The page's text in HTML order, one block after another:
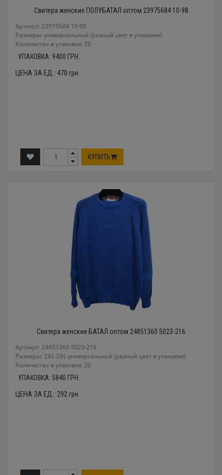
Свитера женские ПОЛУБАТАЛ оптом 23975684 10-98
Артикул: 23975684 10-98
Размеры: универсальный (разный цвет в упаковке)
Количество в упаковке: 20
УПАКОВКА: 9400 ГРН.
ЦЕНА ЗА ЕД.: 470 грн.
КУПИТЬ
Свитера женские БАТАЛ оптом 24851360 5023-216
Артикул: 24851360 5023-216
Размеры: 2XL-3XL универсальный (разный цвет в упаковке)
Количество в упаковке: 20
УПАКОВКА: 5840 ГРН.
ЦЕНА ЗА ЕД.: 292грн.